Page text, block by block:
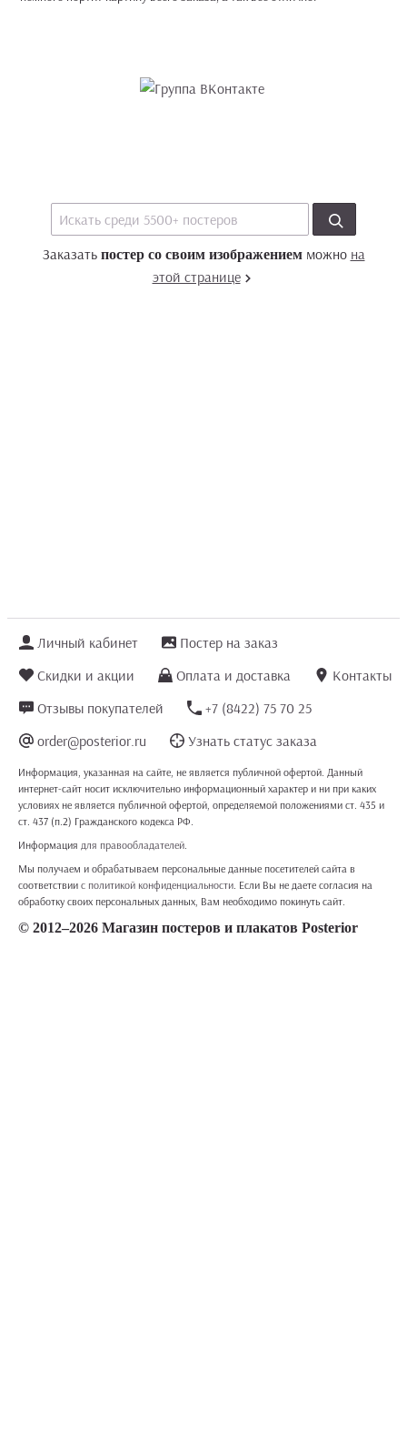
Заказать постер со своим изображениемможно на
этой странице
Личный кабинет
Постер на заказ
Скидки и акции
Оплата и доставка
Контакты
Отзывы покупателей
+7 (8422) 75 70 25
order@posterior.ru
Узнать статус заказа
Информация, указанная на сайте, не является публичной офертой. Данный
интернет-сайт носит исключительно информационный характер и ни при каких
условиях не является публичной офертой, определяемой положениями ст. 435 и
ст. 437 (п.2) Гражданского кодекса РФ.
Информация для правообладателей.
Мы получаем и обрабатываем персональные данные посетителей сайта в
соответствии с политикой конфиденциальности. Если Вы не даете согласия на
обработку своих персональных данных, Вам необходимо покинуть сайт.
© 2012–2026 Магазин постеров и плакатов Posterior